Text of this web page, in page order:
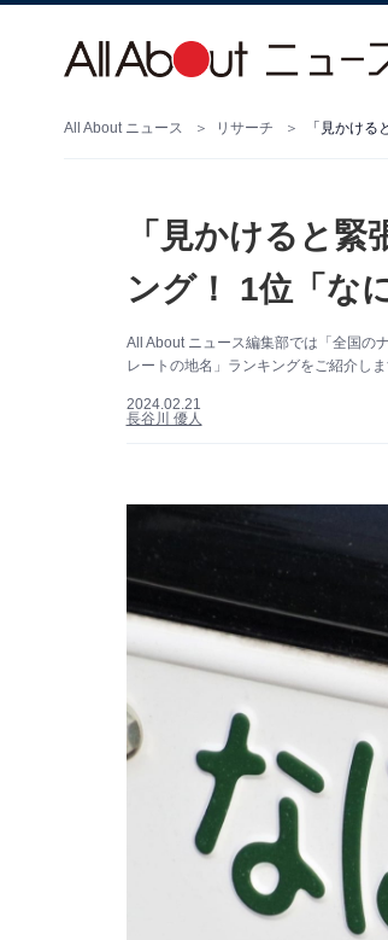
All About ニュース リサーチ 「見かけ
「見かけると
ング！ 1位「な
All About ニュース編集部では「全国の
レートの地名」ランキングをご紹介しま
2024.02.21
長谷川 優人